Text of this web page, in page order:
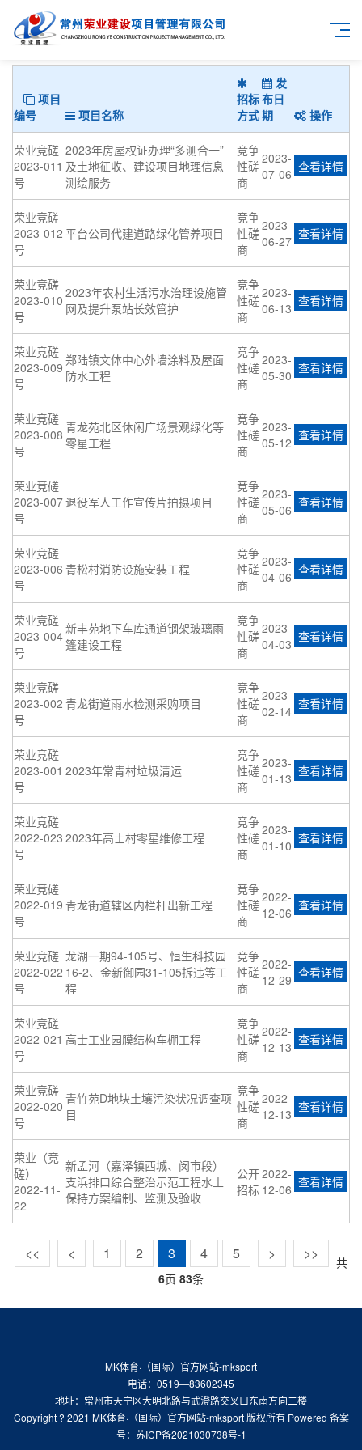
项目
编号
项目名称
招标
方式
发
布日
期
操作
荣业竞磋
2023-011
号
2023年房屋权证办理“多测合一”
及土地征收、建设项目地理信息
测绘服务
竞争
性磋
商
2023-
07-06 查看详情
荣业竞磋
2023-012
号
平台公司代建道路绿化管养项目
竞争
性磋
商
2023-
06-27 查看详情
荣业竞磋
2023-010
号
2023年农村生活污水治理设施管
网及提升泵站长效管护
竞争
性磋
商
2023-
06-13 查看详情
荣业竞磋
2023-009
号
郑陆镇文体中心外墙涂料及屋面
防水工程
竞争
性磋
商
2023-
05-30 查看详情
荣业竞磋
2023-008
号
青龙苑北区休闲广场景观绿化等
零星工程
竞争
性磋
商
2023-
05-12 查看详情
荣业竞磋
2023-007
号
退役军人工作宣传片拍摄项目
竞争
性磋
商
2023-
05-06 查看详情
荣业竞磋
2023-006
号
青松村消防设施安装工程
竞争
性磋
商
2023-
04-06 查看详情
荣业竞磋
2023-004
号
新丰苑地下车库通道钢架玻璃雨
篷建设工程
竞争
性磋
商
2023-
04-03 查看详情
荣业竞磋
2023-002
号
青龙街道雨水检测采购项目
竞争
性磋
商
2023-
02-14 查看详情
荣业竞磋
2023-001
号
2023年常青村垃圾清运
竞争
性磋
商
2023-
01-13 查看详情
荣业竞磋
2022-023
号
2023年高士村零星维修工程
竞争
性磋
商
2023-
01-10 查看详情
荣业竞磋
2022-019
号
青龙街道辖区内栏杆出新工程
竞争
性磋
商
2022-
12-06 查看详情
荣业竞磋
2022-022
号
龙湖一期94-105号、恒生科技园
16-2、金新御园31-105拆违等工
程
竞争
性磋
商
2022-
12-29 查看详情
荣业竞磋
2022-021
号
高士工业园膜结构车棚工程
竞争
性磋
商
2022-
12-13 查看详情
荣业竞磋
2022-020
号
青竹苑D地块土壤污染状况调查项
目
竞争
性磋
商
2022-
12-13 查看详情
荣业（竞
磋）
2022-11-
22
新孟河（嘉泽镇西城、闵市段）
支浜排口综合整治示范工程水土
保持方案编制、监测及验收
公开
招标
2022-
12-06 查看详情
<< < 1 2 3 4 5 > >>
共
6页 83条
MK体育·（国际）官方网站-mksport
电话：0519—83602345
地址：常州市天宁区大明北路与武澄路交叉口东南方向二楼
Copyright ? 2021 MK体育·（国际）官方网站-mksport 版权所有 Powered 备案
号： 苏ICP备2021030738号-1